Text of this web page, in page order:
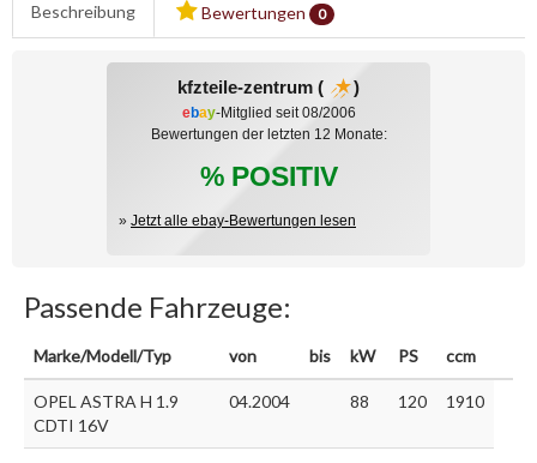
Beschreibung Bewertungen 0
kfzteile-zentrum ( )
ebay-Mitglied seit 08/2006
Bewertungen der letzten 12 Monate:
% POSITIV
» Jetzt alle ebay-Bewertungen lesen
Passende Fahrzeuge:
Marke/Modell/Typ von bis kW PS ccm
OPEL ASTRA H 1.9
CDTI 16V
04.2004 88 120 1910